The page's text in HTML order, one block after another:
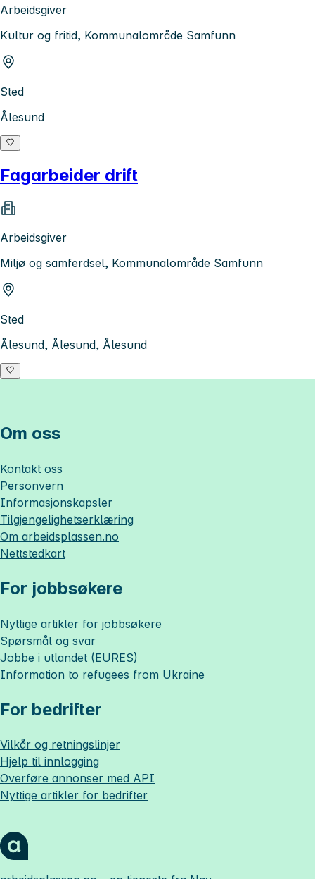
Arbeidsgiver
Kultur og fritid, Kommunalområde Samfunn
Sted
Ålesund
Fagarbeider drift
Arbeidsgiver
Miljø og samferdsel, Kommunalområde Samfunn
Sted
Ålesund, Ålesund, Ålesund
Om oss
Kontakt oss
Personvern
Informasjonskapsler
Tilgjengelighetserklæring
Om arbeidsplassen.no
Nettstedkart
For jobbsøkere
Nyttige artikler for jobbsøkere
Spørsmål og svar
Jobbe i utlandet (EURES)
Information to refugees from Ukraine
For bedrifter
Vilkår og retningslinjer
Hjelp til innlogging
Overføre annonser med API
Nyttige artikler for bedrifter